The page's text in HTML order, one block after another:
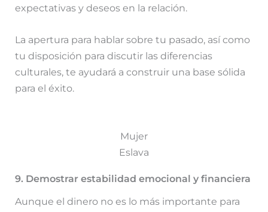
expectativas y deseos en la relación.
La apertura para hablar sobre tu pasado, así como
tu disposición para discutir las diferencias
culturales, te ayudará a construir una base sólida
para el éxito.
Mujer
Eslava
9. Demostrar estabilidad emocional y financiera
Aunque el dinero no es lo más importante para